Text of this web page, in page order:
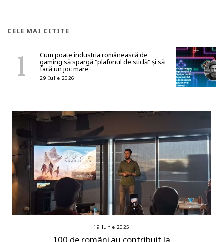
CELE MAI CITITE
Cum poate industria românească de
gaming să spargă "plafonul de sticlă" și să
facă un joc mare
29 Iulie 2026
19 Iunie 2025
100 de români au contribuit la